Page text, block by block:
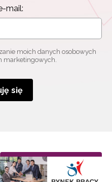
mail:
moich danych osobowych
marketingowych.
się